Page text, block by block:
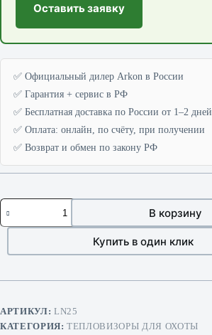
Оставить заявку
✅ Официальный дилер Arkon в России
✅ Гарантия + сервис в РФ
✅ Бесплатная доставка по России от 1–2 дней
✅ Оплата: онлайн, по счёту, при получении
✅ Возврат и обмен по закону РФ
Количество
товара
Arkon
LN25
В корзину
Купить в один клик
АРТИКУЛ: LN25
КАТЕГОРИЯ:ТЕПЛОВИЗОРЫ ДЛЯ ОХОТЫ